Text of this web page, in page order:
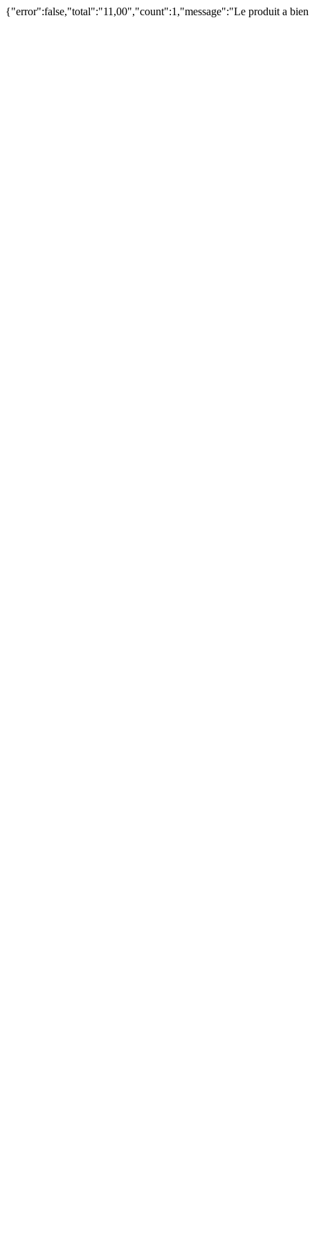
{"error":false,"total":"11,00","count":1,"message":"Le produit a